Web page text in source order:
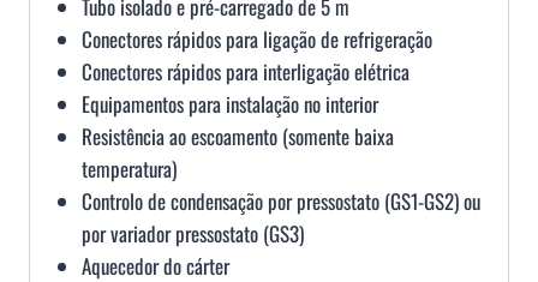
Tubo isolado e pré-carregado de 5 m
Conectores rápidos para ligação de refrigeração
Conectores rápidos para interligação elétrica
Equipamentos para instalação no interior
Resistência ao escoamento (somente baixa
temperatura)
Controlo de condensação por pressostato (GS1-GS2) ou
por variador pressostato (GS3)
Aquecedor do cárter